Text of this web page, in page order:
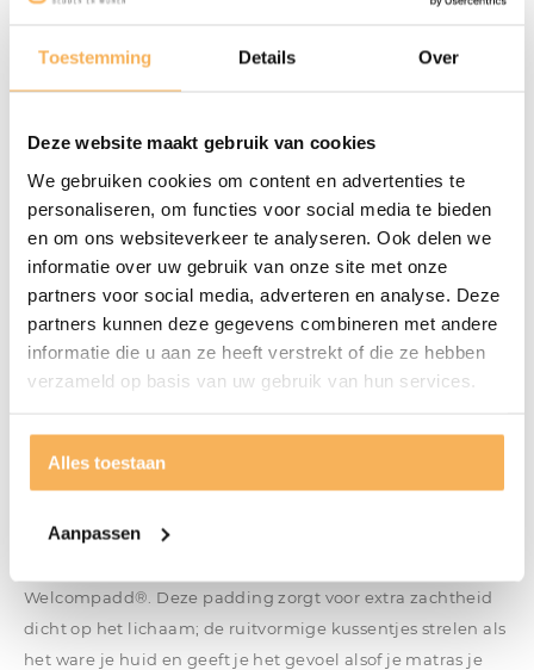
Toestemming Details Over
Deze website maakt gebruik van cookies
We gebruiken cookies om content en advertenties te
personaliseren, om functies voor social media te bieden
en om ons websiteverkeer te analyseren. Ook delen we
informatie over uw gebruik van onze site met onze
partners voor social media, adverteren en analyse. Deze
partners kunnen deze gegevens combineren met andere
informatie die u aan ze heeft verstrekt of die ze hebben
verzameld op basis van uw gebruik van hun services.
Alles toestaan
Aanpassen
De Elite matras is heerlijk zacht en
geborgen
Het ligcomfort van Auping Elite is onovertroffen. Het is het
lekkerste matras waar je ooit op zult liggen. Of eigenlijk:
Je krijgt het gevoel alsof je wordt omhelst door je matras.
Auping Elite bevat namelijk een comfortlaag van Vita
kunstmatige toevoegingen. Daarbij heeft het Elite matras
Welcompadd®. Deze padding zorgt voor extra zachtheid
dicht op het lichaam; de ruitvormige kussentjes strelen als
het ware je huid en geeft je het gevoel alsof je matras je